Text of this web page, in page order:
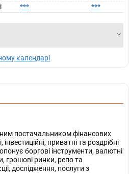
*** ***
календарі
постачальником фінансових
приватні та роздрібні
боргові інструменти, валютні
грошові ринки, репо та
дослідження, послуги з